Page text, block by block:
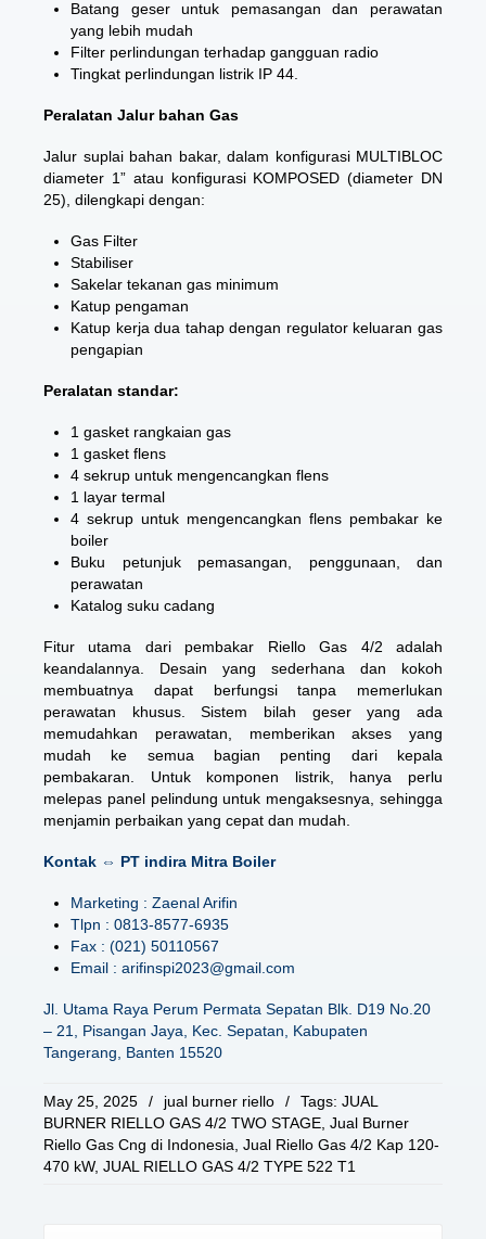
Batang geser untuk pemasangan dan perawatan
yang lebih mudah
Filter perlindungan terhadap gangguan radio
Tingkat perlindungan listrik IP 44.
Peralatan Jalur bahan Gas
Jalur suplai bahan bakar, dalam konfigurasi MULTIBLOC
diameter 1” atau konfigurasi KOMPOSED (diameter DN
25), dilengkapi dengan:
Gas Filter
Stabiliser
Sakelar tekanan gas minimum
Katup pengaman
Katup kerja dua tahap dengan regulator keluaran gas
pengapian
Peralatan standar:
1 gasket rangkaian gas
1 gasket flens
4 sekrup untuk mengencangkan flens
1 layar termal
4 sekrup untuk mengencangkan flens pembakar ke
boiler
Buku petunjuk pemasangan, penggunaan, dan
perawatan
Katalog suku cadang
Fitur utama dari pembakar Riello Gas 4/2 adalah
keandalannya. Desain yang sederhana dan kokoh
membuatnya dapat berfungsi tanpa memerlukan
perawatan khusus. Sistem bilah geser yang ada
memudahkan perawatan, memberikan akses yang
mudah ke semua bagian penting dari kepala
pembakaran. Untuk komponen listrik, hanya perlu
melepas panel pelindung untuk mengaksesnya, sehingga
menjamin perbaikan yang cepat dan mudah.
Kontak ⇔ PT indira Mitra Boiler
Marketing : Zaenal Arifin
Tlpn : 0813-8577-6935
Fax : (021) 50110567
Email : arifinspi2023@gmail.com
Jl. Utama Raya Perum Permata Sepatan Blk. D19 No.20
– 21, Pisangan Jaya, Kec. Sepatan, Kabupaten
Tangerang, Banten 15520
May 25, 2025 / jual burner riello / Tags: JUAL
BURNER RIELLO GAS 4/2 TWO STAGE Jual Burner
Riello Gas Cng di Indonesia Jual Riello Gas 4/2 Kap 120-
470 kW, JUAL RIELLO GAS 4/2 TYPE 522 T1